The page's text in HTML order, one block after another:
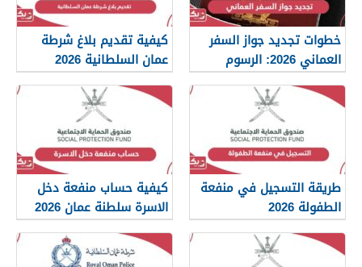
خطوات تجديد جواز السفر
العماني 2026: الرسوم
والمستندات المطلوبة
كيفية تقديم بلاغ شرطة
عمان السلطانية 2026
طريقة التسجيل في منفعة
الطفولة 2026
كيفية حساب منفعة دخل
الاسرة سلطنة عمان 2026